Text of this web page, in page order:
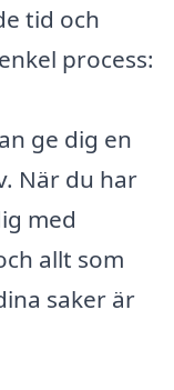
tid och
process:
ge dig en
När du har
med
allt som
saker är